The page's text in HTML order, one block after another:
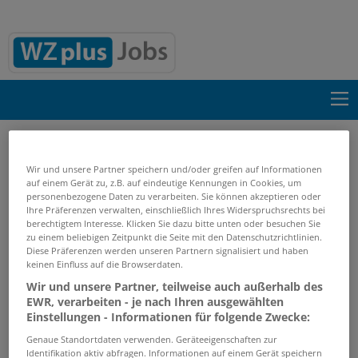
Start Suchergebnisse
Jobs von Matratzen Concord GmbH
PASSENDE JOBS PER E-MAIL
GRENZEN SIE IHRE SUCHE EIN
Wir und unsere Partner speichern und/oder greifen auf Informationen
auf einem Gerät zu, z.B. auf eindeutige Kennungen in Cookies, um
personenbezogene Daten zu verarbeiten. Sie können akzeptieren oder
Ihre Präferenzen verwalten, einschließlich Ihres Widerspruchsrechts bei
berechtigtem Interesse. Klicken Sie dazu bitte unten oder besuchen Sie
zu einem beliebigen Zeitpunkt die Seite mit den Datenschutzrichtlinien.
Diese Präferenzen werden unseren Partnern signalisiert und haben
keinen Einfluss auf die Browserdaten.
Wir und unsere Partner, teilweise auch außerhalb des
EWR, verarbeiten - je nach Ihren ausgewählten
Einstellungen - Informationen für folgende Zwecke:
Genaue Standortdaten verwenden. Geräteeigenschaften zur
Identifikation aktiv abfragen. Informationen auf einem Gerät speichern